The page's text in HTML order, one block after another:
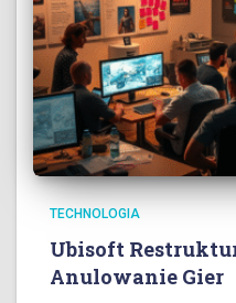
TECHNOLOGIA
Ubisoft
Anulowanie Gier